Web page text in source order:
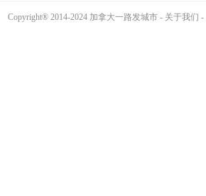
Copyright® 2014-2024 加拿大一路发城市 - 关于我们 -